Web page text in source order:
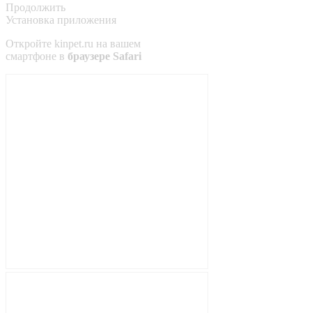
Продолжить
Установка приложения
Откройте kinpet.ru на вашем
смартфоне в браузере Safari